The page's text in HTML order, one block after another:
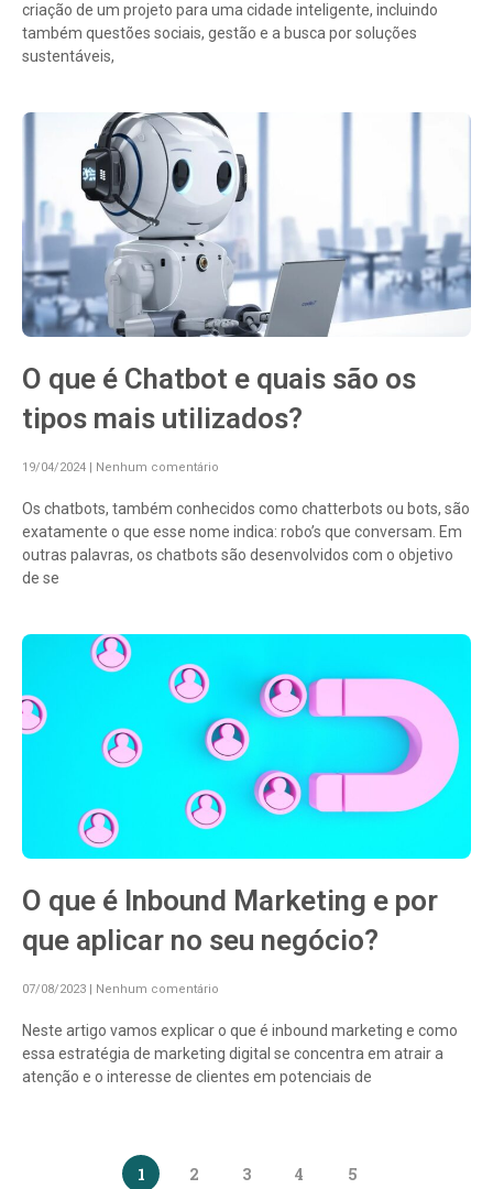
criação de um projeto para uma cidade inteligente, incluindo
também questões sociais, gestão e a busca por soluções
sustentáveis,
O que é Chatbot e quais são os
tipos mais utilizados?
19/04/2024 Nenhum comentário
Os chatbots, também conhecidos como chatterbots ou bots, são
exatamente o que esse nome indica: robo’s que conversam. Em
outras palavras, os chatbots são desenvolvidos com o objetivo
de se
O que é Inbound Marketing e por
que aplicar no seu negócio?
07/08/2023 Nenhum comentário
Neste artigo vamos explicar o que é inbound marketing e como
essa estratégia de marketing digital se concentra em atrair a
atenção e o interesse de clientes em potenciais de
1 2 3 4 5